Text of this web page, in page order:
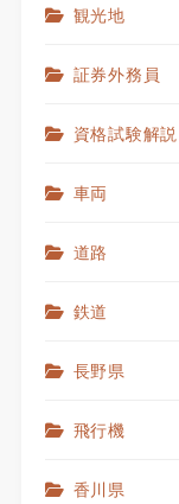
観光地
証券外務員
資格試験解説
車両
道路
鉄道
長野県
飛行機
香川県